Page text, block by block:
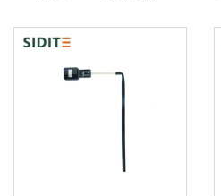
SD-S(SD-G) با فشار بالا
پلی‌یورتان و غیرفشاری برای
هتل‌ها و مستقل